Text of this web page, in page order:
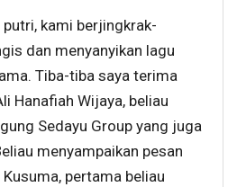
kami berjingkrak-
dan menyanyikan lagu
Tiba-tiba saya terima
Hanafiah Wijaya, beliau
Sedayu Group yang juga
menyampaikan pesan
pertama beliau